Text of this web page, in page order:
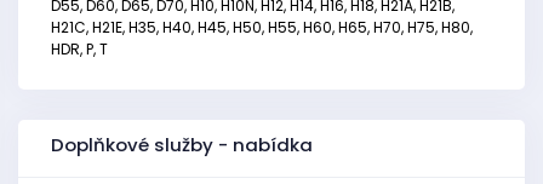
D55, D60, D65, D70, H10, H10N, H12, H14, H16, H18, H21A, H21B,
H21C, H21E, H35, H40, H45, H50, H55, H60, H65, H70, H75, H80,
HDR, P, T
Doplňkové služby - nabídka